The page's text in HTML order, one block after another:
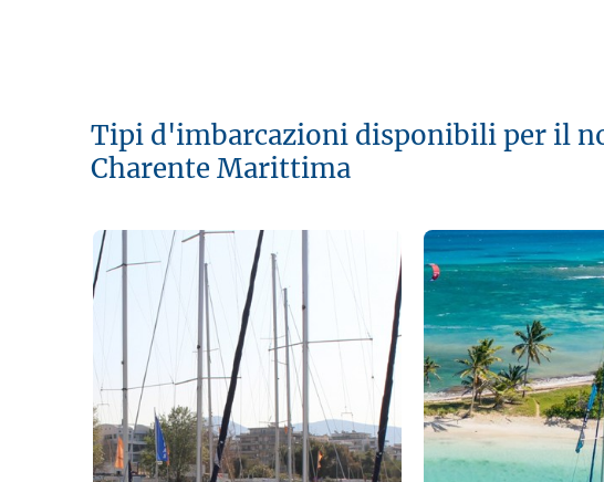
Tipi d'imbarcazioni disponibili per il
Charente Marittima